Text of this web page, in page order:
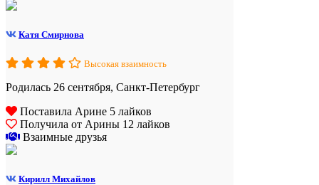
Катя Смирнова
Высокая взаимность
Родилась 26 сентября, Санкт-Петербург
Поставила Арине 5 лайков
Получила от Арины 12 лайков
Взаимные друзья
Кирилл Михайлов